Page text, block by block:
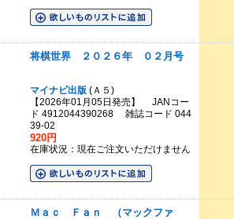
将棋世界 ２０２６年 ０２月号
マイナビ出版(Ａ５)
【2026年01月05日発売】 JANコー
ド 4912044390268 雑誌コード 044
39-02
920円
在庫状況：現在ご注文いただけません
Ｍａｃ Ｆａｎ （マックファ